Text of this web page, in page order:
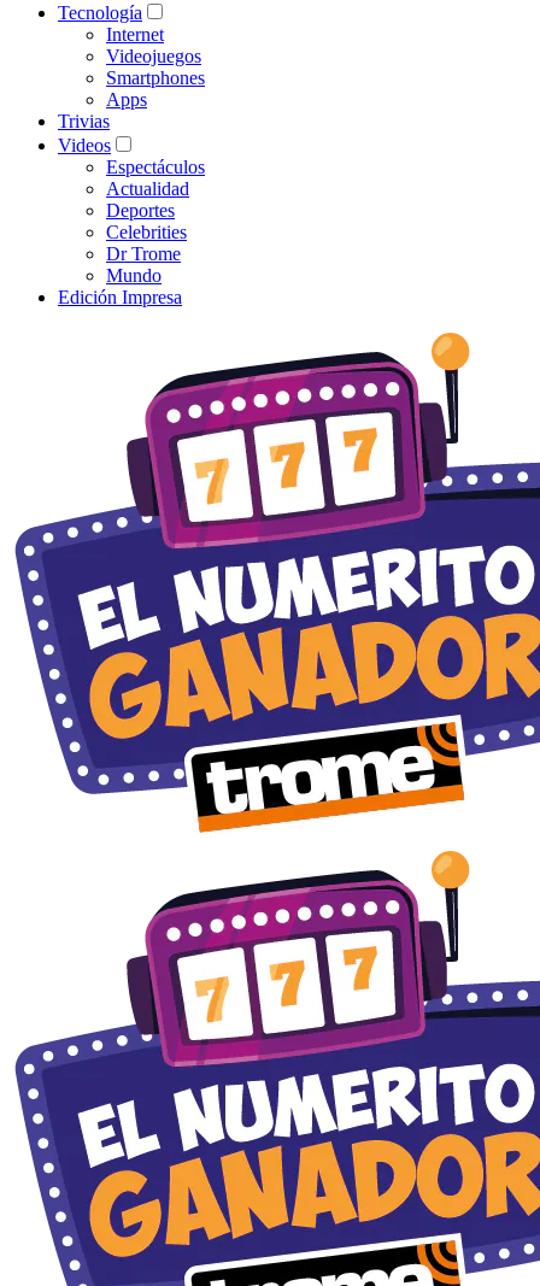
Tecnología
Internet
Videojuegos
Smartphones
Apps
Trivias
Videos
Espectáculos
Actualidad
Deportes
Celebrities
Dr Trome
Mundo
Edición Impresa